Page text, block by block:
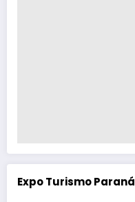
Expo Turismo Paraná